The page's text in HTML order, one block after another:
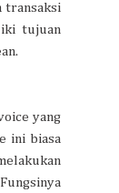
transaksi
tujuan
yang
ini biasa